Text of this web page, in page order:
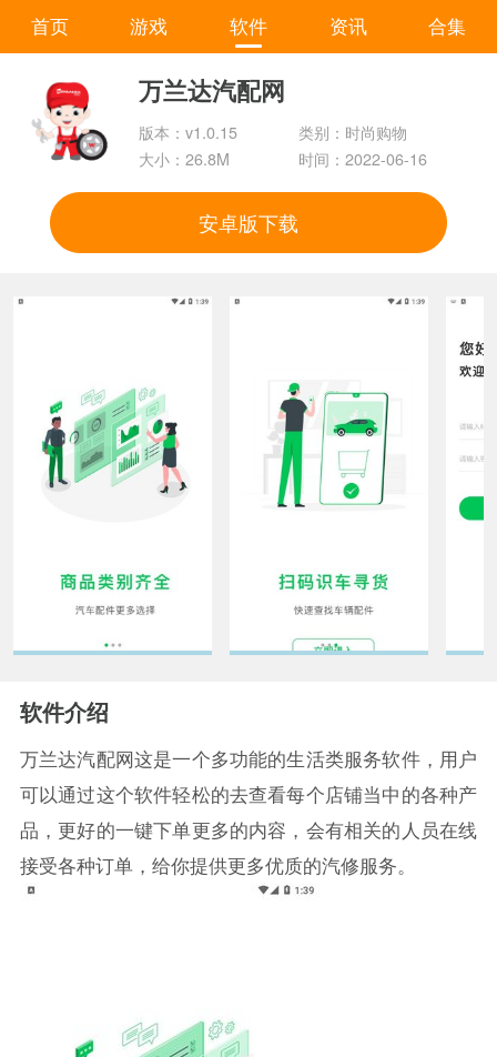
首页 游戏 软件 资讯 合集
万兰达汽配网
版本：v1.0.15
类别：时尚购物
大小：26.8M
时间：2022-06-16
安卓版下载
软件介绍
万兰达汽配网这是一个多功能的生活类服务软件，用户
可以通过这个软件轻松的去查看每个店铺当中的各种产
品，更好的一键下单更多的内容，会有相关的人员在线
接受各种订单，给你提供更多优质的汽修服务。